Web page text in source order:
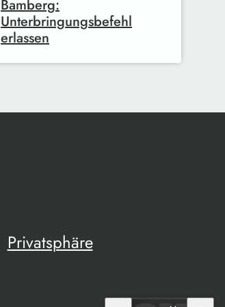
Bamberg:
Unterbringungsbefehl
erlassen
Privatsphäre